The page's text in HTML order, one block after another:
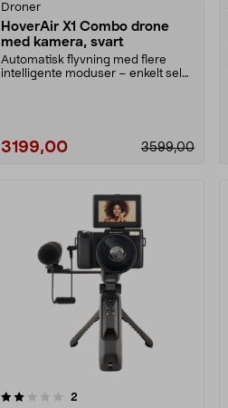
Droner
HoverAir X1 Combo drone
med kamera, svart
Automatisk flyvning med flere
intelligente moduser – enkelt selv
3199,00 3599,00
2
0.0 av 5 stjerner